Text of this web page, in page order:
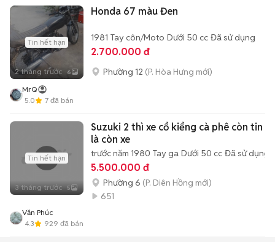
Tin hết hạn
2 tháng trước 6
Honda 67 màu Đen
1981 Tay côn/Moto Dưới 50 cc Đã sử dụng
2.700.000 đ
Phường 12 (P. Hòa Hưng mới)
MrQ
5.0
7 đã bán
Tin hết hạn
3 tháng trước 5
Suzuki 2 thì xe cổ kiểng cà phê còn tin
là còn xe
trước năm 1980 Tay ga Dưới 50 cc Đã sử dụng
5.500.000 đ
Phường 6 (P. Diên Hồng mới)
651
Văn Phúc
4.3
929 đã bán